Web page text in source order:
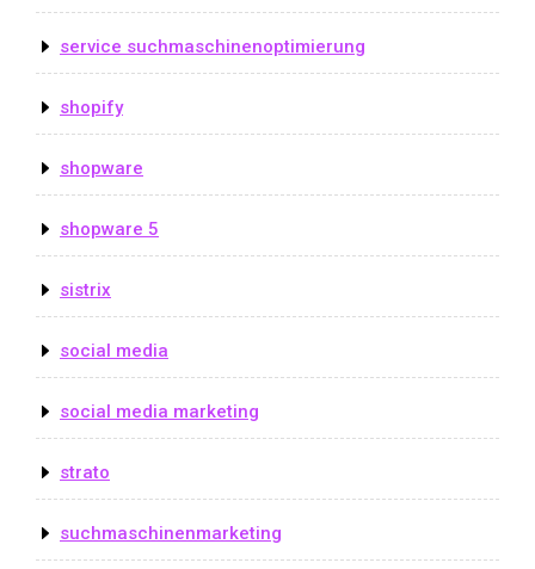
service suchmaschinenoptimierung
shopify
shopware
shopware 5
sistrix
social media
social media marketing
strato
suchmaschinenmarketing